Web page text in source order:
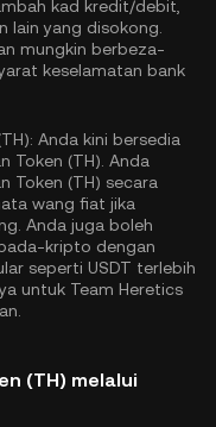
kad kredit/debit,
lain yang disokong.
mungkin berbeza-
keselamatan bank
Anda kini bersedia
Token (TH). Anda
Token (TH) secara
wang fiat jika
Anda juga boleh
kripto dengan
seperti USDT terlebih
untuk Team Heretics
(TH) melalui